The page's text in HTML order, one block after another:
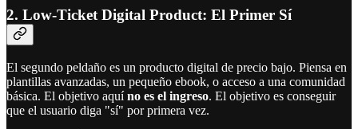
2. Low-Ticket Digital Product: El Primer Sí
El segundo peldaño es un producto digital de precio bajo. Piensa en
plantillas avanzadas, un pequeño ebook, o acceso a una comunidad
básica. El objetivo aquíno es el ingreso. El objetivo es conseguir
que el usuario diga "sí" por primera vez.